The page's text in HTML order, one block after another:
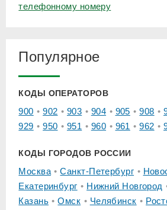
телефонному номеру
Популярное
КОДЫ ОПЕРАТОРОВ
900 902 903 904 905 908
929
950 951 960 961 962
КОДЫ ГОРОДОВ РОССИИ
Москва Санкт-Петербург
Екатеринбург
Нижний Новгород
Казань
Омск Челябинск